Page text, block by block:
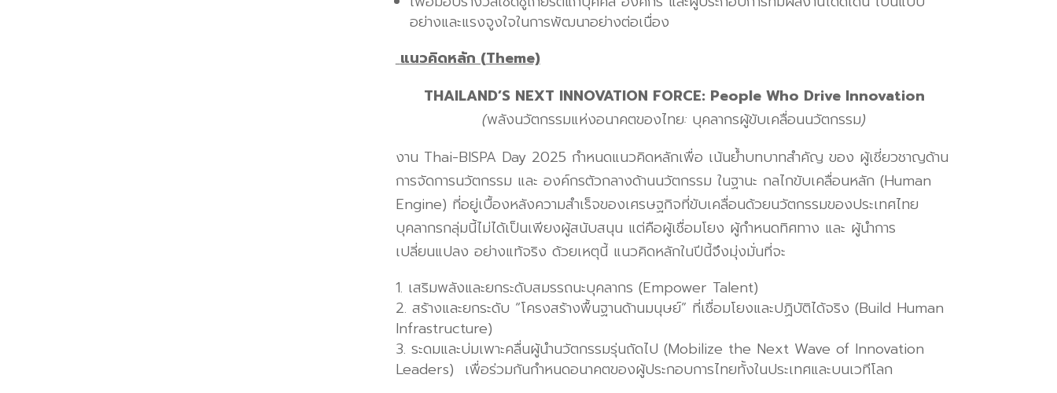
อย่างและแรงจูงใจในการพัฒนาอย่างต่อเนื่อง
แนวคิดหลัก (Theme)
THAILAND’S NEXT INNOVATION FORCE: People Who Drive Innovation
(พลังนวัตกรรมแห่งอนาคตของไทย: บุคลากรผู้ขับเคลื่อนนวัตกรรม)
งาน Thai-BISPA Day 2025 กำหนดแนวคิดหลักเพื่อ เน้นย้ำบทบาทสำคัญ ของ ผู้เชี่ยวชาญด้าน
การจัดการนวัตกรรม และ องค์กรตัวกลางด้านนวัตกรรม ในฐานะ กลไกขับเคลื่อนหลัก (Human
Engine) ที่อยู่เบื้องหลังความสำเร็จของเศรษฐกิจที่ขับเคลื่อนด้วยนวัตกรรมของประเทศไทย
บุคลากรกลุ่มนี้ไม่ได้เป็นเพียงผู้สนับสนุน แต่คือผู้เชื่อมโยง ผู้กำหนดทิศทาง และ ผู้นำการ
เปลี่ยนแปลง อย่างแท้จริง ด้วยเหตุนี้ แนวคิดหลักในปีนี้จึงมุ่งมั่นที่จะ
เสริมพลังและยกระดับสมรรถนะบุคลากร (Empower Talent)
สร้างและยกระดับ “โครงสร้างพื้นฐานด้านมนุษย์” ที่เชื่อมโยงและปฏิบัติได้จริง (Build Human
Infrastructure)
ระดมและบ่มเพาะคลื่นผู้นำนวัตกรรมรุ่นถัดไป (Mobilize the Next Wave of Innovation
Leaders) เพื่อร่วมกันกำหนดอนาคตของผู้ประกอบการไทยทั้งในประเทศและบนเวทีโลก